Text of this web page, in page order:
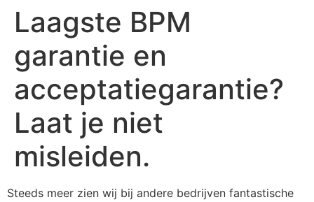
Laagste BPM
garantie en
acceptatiegarantie?
Laat je niet
misleiden.
Steeds meer zien wij bij andere bedrijven fantastische